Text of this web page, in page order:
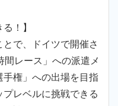
！】
で、ドイツで開催さ
間レース」への派遣メ
権」への出場を目指
レベルに挑戦できる